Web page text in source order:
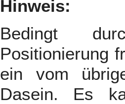
Hinweis:
Bedingt
Positionierung
ein vom
Dasein. Es